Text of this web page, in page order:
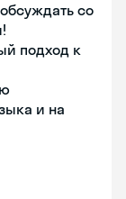
со
подход к
и на